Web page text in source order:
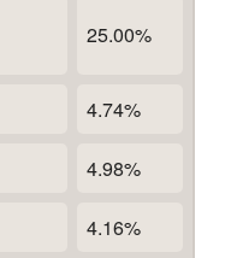
25.00%
4.74%
4.98%
4.16%